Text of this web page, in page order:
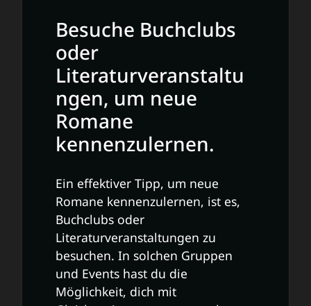
Besuche Buchclubs
oder
Literaturveranstaltu
ngen, um neue
Romane
kennenzulernen.
Ein effektiver Tipp, um neue
Romane kennenzulernen, ist es,
Buchclubs oder
Literaturveranstaltungen zu
besuchen. In solchen Gruppen
und Events hast du die
Möglichkeit, dich mit